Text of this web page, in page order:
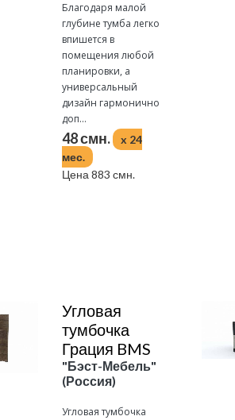
Благодаря малой
глубине тумба легко
впишется в
помещения любой
планировки, а
универсальный
дизайн гармонично
доп...
48 смн.
x 24
мес.
Цена 883 смн.
Угловая
тумбочка
Грация BMS
"Бэст-Мебель"
(Россия)
Угловая тумбочка